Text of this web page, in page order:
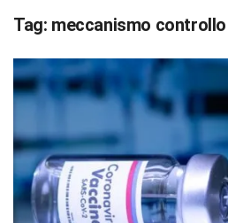
Tag: meccanismo